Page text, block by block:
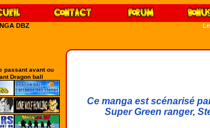
DBZ
passant avant ou
Dragon ball
Ce manga est scénarisé
Super Green ranger,